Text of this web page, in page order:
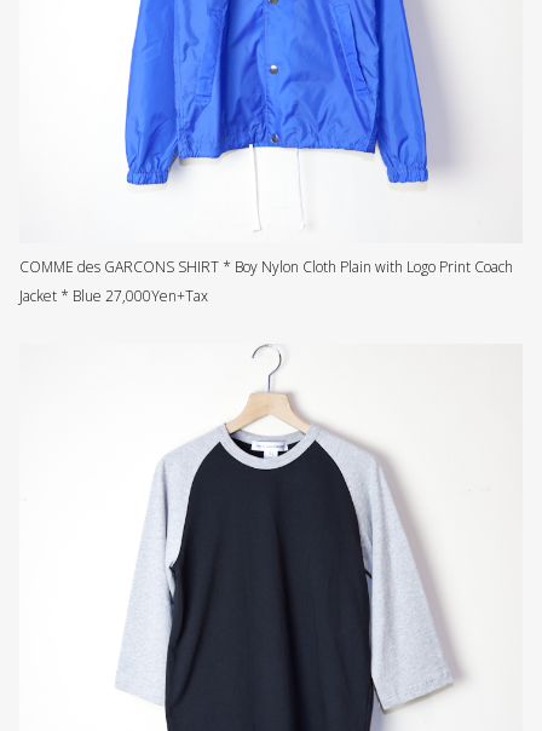
COMME des GARCONS SHIRT * Boy Nylon Cloth Plain with Logo Print Coach
Jacket * Blue 27,000Yen+Tax